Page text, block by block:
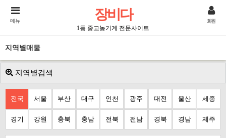
장비다
1등 중고농기계 전문사이트
메뉴 회원
지역별매물
지역별검색
전국 서울 부산 대구 인천 광주 대전 울산 세종
경기 강원 충북 충남 전북 전남 경북 경남 제주